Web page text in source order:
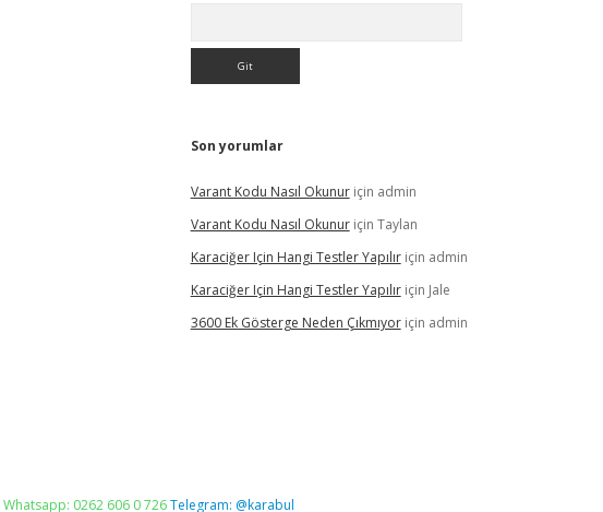
Son yorumlar
Varant Kodu Nasıl Okunuriçin admin
Varant Kodu Nasıl Okunuriçin Taylan
Karaciğer Için Hangi Testler Yapılıriçin admin
Karaciğer Için Hangi Testler Yapılıriçin Jale
3600 Ek Gösterge Neden Çıkmıyoriçin admin
Whatsapp: 0262 606 0 726Telegram: @karabul